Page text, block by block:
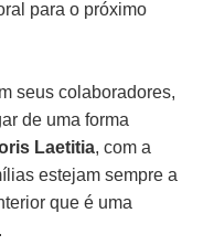
para o próximo
seus colaboradores,
de uma forma
Laetitia, com a
estejam sempre a
que é uma